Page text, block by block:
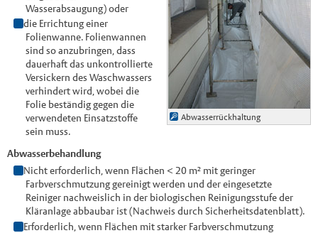
Abwasserrückhaltung
Wasserabsaugung) oder
die Errichtung einer
Folienwanne. Folienwannen
sind so anzubringen, dass
dauerhaft das unkontrollierte
Versickern des Waschwassers
verhindert wird, wobei die
Folie beständig gegen die
verwendeten Einsatzstoffe
sein muss.
Abwasserbehandlung
Nicht erforderlich, wenn Flächen < 20 m² mit geringer
Farbverschmutzung gereinigt werden und der eingesetzte
Reiniger nachweislich in der biologischen Reinigungsstufe der
Kläranlage abbaubar ist (Nachweis durch Sicherheitsdatenblatt).
Erforderlich, wenn Flächen mit starker Farbverschmutzung